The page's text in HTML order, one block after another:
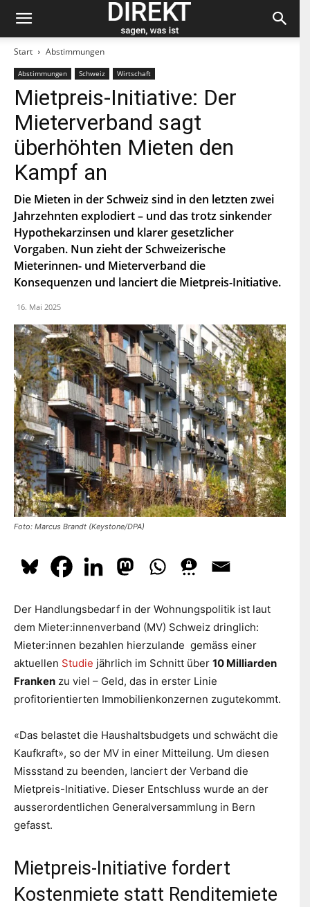
Start Abstimmungen
Abstimmungen Schweiz Wirtschaft
Mietpreis-Initiative: Der
Mieterverband sagt
überhöhten Mieten den
Kampf an
Die Mieten in der Schweiz sind in den letzten zwei
Jahrzehnten explodiert – und das trotz sinkender
Hypothekarzinsen und klarer gesetzlicher
Vorgaben. Nun zieht der Schweizerische
Mieterinnen- und Mieterverband die
Konsequenzen und lanciert die Mietpreis-Initiative.
16. Mai 2025
Foto: Marcus Brandt (Keystone/DPA)
Der Handlungsbedarf in der Wohnungspolitik ist laut
dem Mieter:innenverband (MV) Schweiz dringlich:
Mieter:innen bezahlen hierzulande gemäss einer
aktuellen Studie jährlich im Schnitt über 10 Milliarden
Franken zu viel – Geld, das in erster Linie
profitorientierten Immobilienkonzernen zugutekommt.
«Das belastet die Haushaltsbudgets und schwächt die
Kaufkraft», so der MV in einer Mitteilung. Um diesen
Missstand zu beenden, lanciert der Verband die
Mietpreis-Initiative. Dieser Entschluss wurde an der
ausserordentlichen Generalversammlung in Bern
gefasst.
Mietpreis-Initiative fordert
Kostenmiete statt Renditemiete
abonnieren Sie unseren «direkt»-Newsletter.
o
r
n
a
e
N
c
n
a
m
e
E
-
M
a
l
*
P
L
Z
Indem Du Dich zum Newsletter einschreibst, stimmst Du
dazuhier.
ABONNIEREN